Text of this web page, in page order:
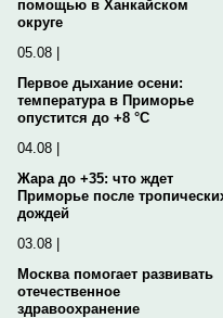
помощью в Ханкайском
округе
05.08 |
Первое дыхание осени:
температура в Приморье
опустится до +8 °C
04.08 |
Жара до +35: что ждет
Приморье после
дождей
03.08 |
Москва помогает развивать
отечественное
здравоохранение